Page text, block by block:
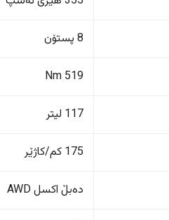
8 پستۆن
519 Nm
117 لیتر
175 کم/کاژێر
دەبڵ اکسل AWD